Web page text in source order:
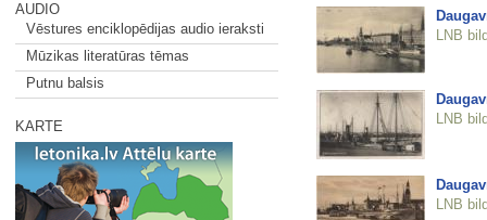
AUDIO
Vēstures enciklopēdijas audio ieraksti
Mūzikas literatūras tēmas
Putnu balsis
KARTE
LNB
LNB
LNB